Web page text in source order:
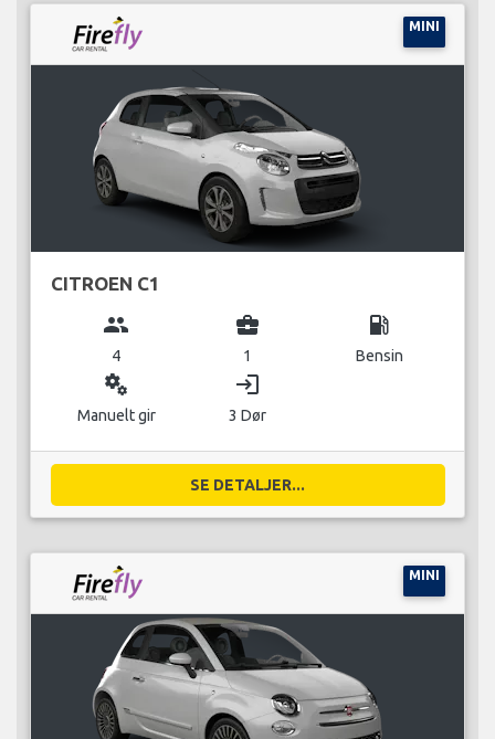
MINI
CITROEN C1
group
4
business_center
1
local_gas_station
Bensin
miscellaneous_services
Manuelt gir
login
3 Dør
SE DETALJER...
MINI